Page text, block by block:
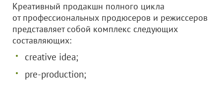
Креативный продакшн полного цикла
от профессиональных продюсеров и режиссеров
представляет собой комплекс следующих
составляющих:
сreative idea;
pre-production;